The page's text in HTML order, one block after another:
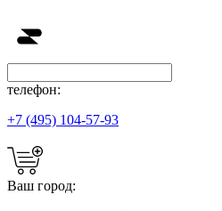
телефон:
+7 (495) 104-57-93
Ваш город: